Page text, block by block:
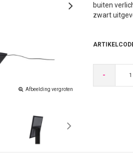
Afbeelding vergroten
buiten
zwart
-